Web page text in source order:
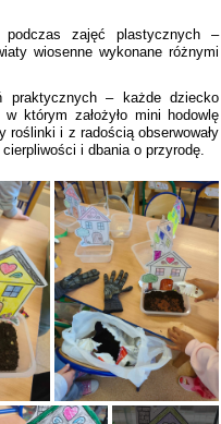
podczas zajęć plastycznych –
wiosenne wykonane różnymi
praktycznych – każde dziecko
którym założyło mini hodowlę
roślinki i z radością obserwowały
i dbania o przyrodę.